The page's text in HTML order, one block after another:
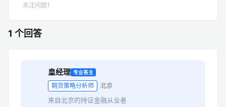
关注问题1
1 个回答
皇经理 专业答主
期货策略分析师 北京
来自北京的持证金融从业者